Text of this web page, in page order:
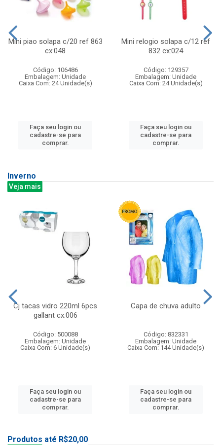
Mini piao solapa c/20 ref 863
cx:048
Código: 106486
Embalagem: Unidade
Caixa Com: 24 Unidade(s)
Faça seu login ou
cadastre-se para
comprar.
Mini relogio solapa c/12 ref
832 cx:024
Código: 129357
Embalagem: Unidade
Caixa Com: 24 Unidade(s)
Faça seu login ou
cadastre-se para
comprar.
Inverno
Veja mais
Cj tacas vidro 220ml 6pcs
gallant cx:006
Código: 500088
Embalagem: Unidade
Caixa Com: 6 Unidade(s)
Faça seu login ou
cadastre-se para
comprar.
Capa de chuva adulto
Código: 832331
Embalagem: Unidade
Caixa Com: 144 Unidade(s)
Faça seu login ou
cadastre-se para
comprar.
Produtos até R$20,00